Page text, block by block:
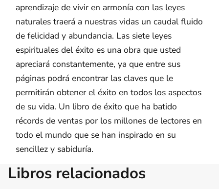
aprendizaje de vivir en armonía con las leyes
naturales traerá a nuestras vidas un caudal fluido
de felicidad y abundancia. Las siete leyes
espirituales del éxito es una obra que usted
apreciará constantemente, ya que entre sus
páginas podrá encontrar las claves que le
permitirán obtener el éxito en todos los aspectos
de su vida. Un libro de éxito que ha batido
récords de ventas por los millones de lectores en
todo el mundo que se han inspirado en su
sencillez y sabiduría.
Libros relacionados